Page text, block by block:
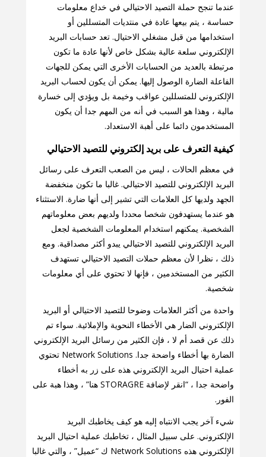
عندما تنجح حملة التصيد الاحتيالي في خداع معلومات
حساسة ، يتم بيعها عادة في منتديات المتسللين أو
استخدامها من قبل مشغلي الاحتيال. تعد حسابات البريد
الإلكتروني سلعة عالية بشكل خاص لأنها عادة ما تكون
مرتبطة بالعديد من الحسابات الأخرى التي يمكن للجهات
الفاعلة الضارة الوصول إليها. يمكن أن يكون لحساب البريد
الإلكتروني للمتسللين عواقب وخيمة بل ويؤدي إلى خسارة
مالية ، وهذا هو السبب في أنه من المهم جدا أن يكون
المستخدمون دائما على أهبة الاستعداد.
كيفية التعرف على بريد إلكتروني للتصيد الاحتيالي
في معظم الحالات ، ليس من الصعب التعرف على رسائل
البريد الإلكتروني للتصيد الاحتيالي. غالبا ما تكون منخفضة
الجهد ولديها كل العلامات التي تشير إلى أنها ضارة. الاستثناء
هو عندما يستهدفون شخصا محددا ولديهم بعض معلوماتهم
الشخصية. يمكنهم استخدام المعلومات الشخصية لجعل
البريد الإلكتروني للتصيد الاحتيالي يبدو أكثر مصداقية. ومع
ذلك ، نظرا لأن معظم حملات التصيد الاحتيالي تستهدف
الكثير من المستخدمين ، فإنها لا تحتوي على أي معلومات
شخصية.
واحدة من أكثر العلامات وضوحا للتصيد الاحتيالي أو البريد
الإلكتروني الضار هي الأخطاء النحوية والإملائية. سواء تم
ذلك عن قصد أم لا ، فإن الكثير من رسائل البريد الإلكتروني
الضارة بها أخطاء واضحة جدا. Network Solutions تحتوي
عملية احتيال البريد الإلكتروني هذه على زر به أخطاء
واضحة جدا ، “انقر لإضافة STORAGRE هنا” ، وهذا هبة على
الفور.
شيء آخر يجب الانتباه إليه هو كيف يخاطبك البريد
الإلكتروني. على سبيل المثال ، تخاطبك عملية احتيال البريد
الإلكتروني هذه Network Solutions ك “عميل” ، والتي غالبا